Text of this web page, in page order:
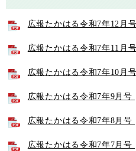
広報たかはる令和7年12月
広報たかはる令和7年11月
広報たかはる令和7年10月
広報たかはる令和7年9月
広報たかはる令和7年8月
広報たかはる令和7年7月